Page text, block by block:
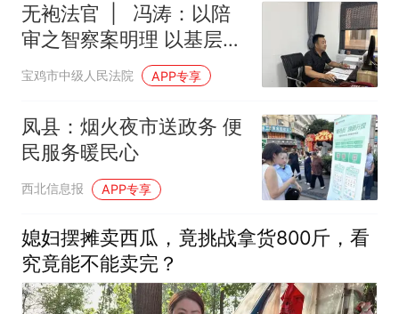
无袍法官 | 冯涛：以陪
审之智察案明理 以基层视
角传递法治
宝鸡市中级人民法院 APP专享
凤县：烟火夜市送政务 便
民服务暖民心
西北信息报 APP专享
媳妇摆摊卖西瓜，竟挑战拿货800斤，看
究竟能不能卖完？